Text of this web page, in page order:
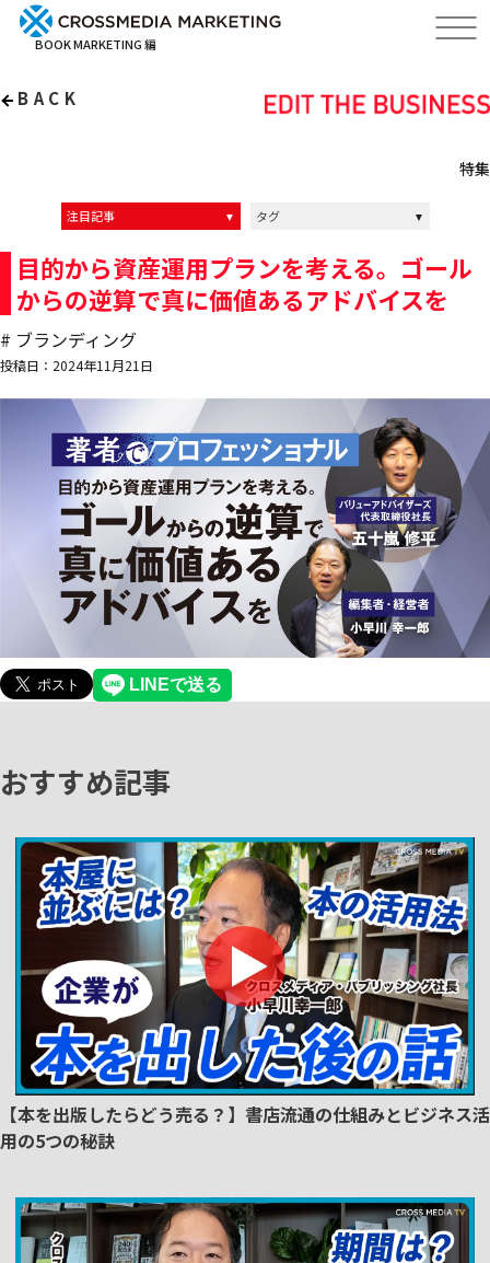
BOOK MARKETING 編
BACK
特集
注目記事
タグ
目的から資産運用プランを考える。ゴール
からの逆算で真に価値あるアドバイスを
# ブランディング
投稿日：2024年11月21日
おすすめ記事
【本を出版したらどう売る？】書店流通の仕組みとビジネス活
用の5つの秘訣